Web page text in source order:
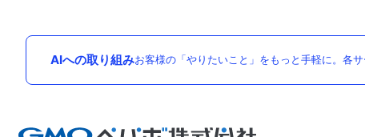
AIへの取り組みお客様の「やりたいこと」をもっと手軽に。各